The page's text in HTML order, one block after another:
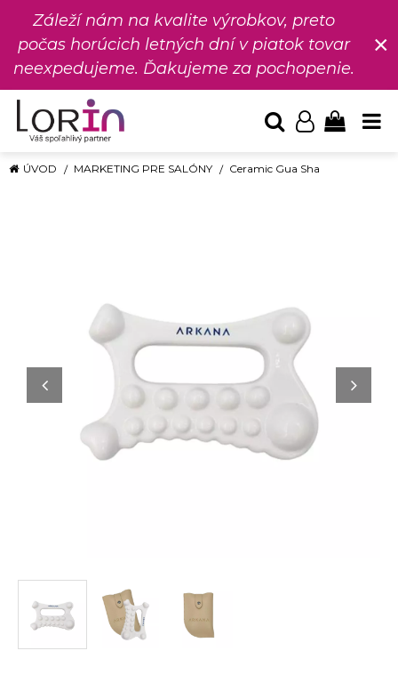
Záleží nám na kvalite výrobkov, preto
počas horúcich letných dní v piatok tovar
neexpedujeme. Ďakujeme za pochopenie.
×
ÚVOD MARKETING PRE SALÓNY Ceramic Gua Sha